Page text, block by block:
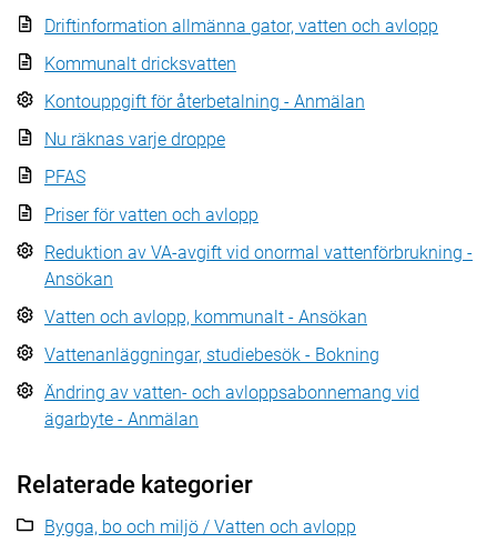
Driftinformation allmänna gator, vatten och avlopp
Kommunalt dricksvatten
Kontouppgift för återbetalning - Anmälan
Nu räknas varje droppe
PFAS
Priser för vatten och avlopp
Reduktion av VA-avgift vid onormal vattenförbrukning -
Ansökan
Vatten och avlopp, kommunalt - Ansökan
Vattenanläggningar, studiebesök - Bokning
Ändring av vatten- och avloppsabonnemang vid
ägarbyte - Anmälan
Relaterade kategorier
Bygga, bo och miljö / Vatten och avlopp